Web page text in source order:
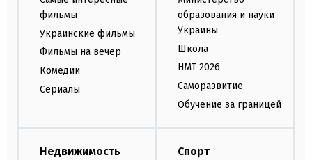
фильмы
Украинские фильмы
Фильмы на вечер
Комедии
Сериалы
образования и науки
Украины
Школа
НМТ 2026
Саморазвитие
Обучение за границей
Недвижимость Спорт